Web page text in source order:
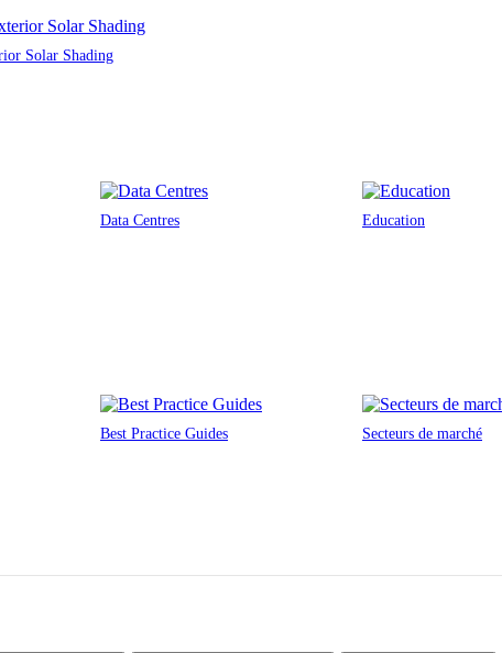
Solar Shading
Data Centres Education
Best Practice Guides Secteurs de marché